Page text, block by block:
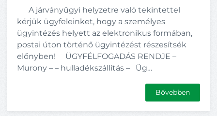
A járványügyi helyzetre való tekintettel
kérjük ügyfeleinket, hogy a személyes
ügyintézés helyett az elektronikus formában,
postai úton történő ügyintézést részesítsék
előnyben! ÜGYFÉLFOGADÁS RENDJE –
Murony – – hulladékszállítás – Üg…
Bővebben